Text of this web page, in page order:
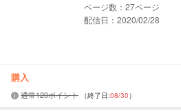
27
配信日：2020/02/28
購入
通常120ポイント （終了日:08/30）